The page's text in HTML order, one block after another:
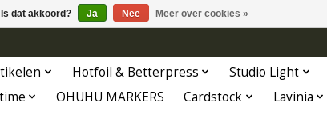
Hotfoil & Betterpress Studio Light
OHUHU MARKERS Cardstock Lavinia
dat akkoord? Ja Nee Meer over cookies »